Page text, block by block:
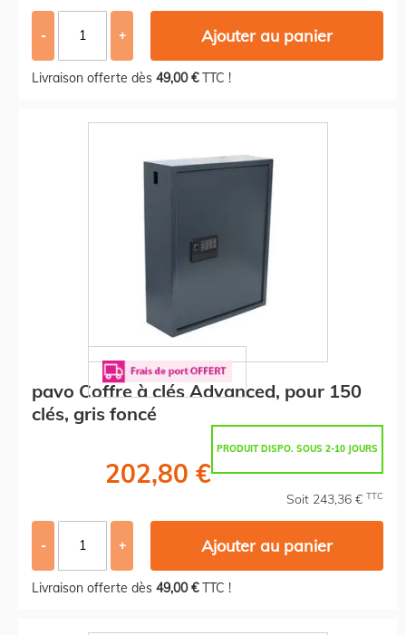
- + Ajouter au panier
Livraison offerte dès 49,00 €TTC !
pavo Coffre à clés Advanced, pour 150
clés, gris foncé
PRODUIT DISPO. SOUS 2-10 JOURS
202,80 €
Soit 243,36 € TTC
- + Ajouter au panier
Livraison offerte dès 49,00 €TTC !